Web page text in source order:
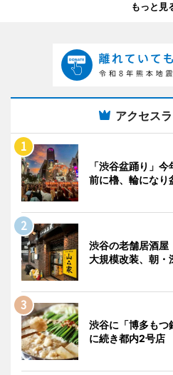
もっと見
アクセス
「渋谷盆踊り」
前に櫓、輪になり
渋谷の老舗居酒
大規模改装、朝・
渋谷に「博多も
に続き都内2号店